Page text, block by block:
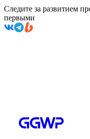
Следите за развитием
первыми